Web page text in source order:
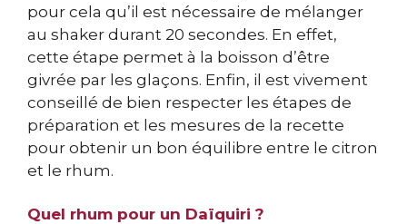
pour cela qu’il est nécessaire de mélanger
au shaker durant 20 secondes. En effet,
cette étape permet à la boisson d’être
givrée par les glaçons. Enfin, il est vivement
conseillé de bien respecter les étapes de
préparation et les mesures de la recette
pour obtenir un bon équilibre entre le citron
et le rhum.
Quel rhum pour un Daïquiri ?